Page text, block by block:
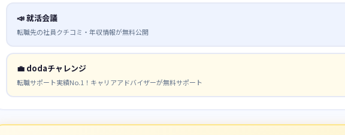
📣就活会議
転職先の社員クチコミ・年収情報が無料公開
💼 dodaチャレンジ
転職サポート実績No.1！キャリアアドバイザーが無料サポート